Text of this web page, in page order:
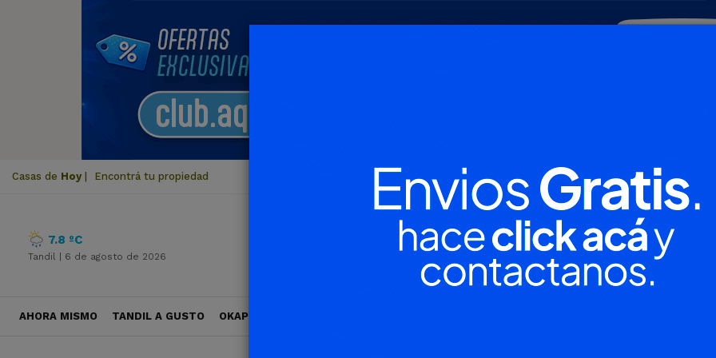
Casas de Hoy Encontrá tu propiedad
7.8 ºC
Tandil | 6 de agosto de 2026
AHORA MISMO TANDIL A GUSTO OKAPI VIAJES